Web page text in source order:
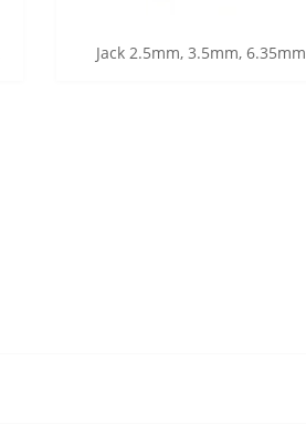
Jack 2.5mm, 3.5mm, 6.35mm